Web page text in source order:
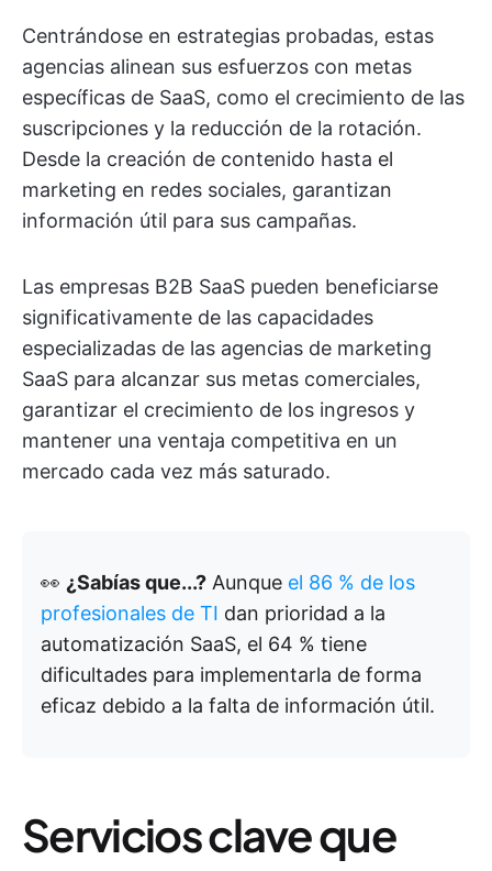
Centrándose en estrategias probadas, estas
agencias alinean sus esfuerzos con metas
específicas de SaaS, como el crecimiento de las
suscripciones y la reducción de la rotación.
Desde la creación de contenido hasta el
marketing en redes sociales, garantizan
información útil para sus campañas.
Las empresas B2B SaaS pueden beneficiarse
significativamente de las capacidades
especializadas de las agencias de marketing
SaaS para alcanzar sus metas comerciales,
garantizar el crecimiento de los ingresos y
mantener una ventaja competitiva en un
mercado cada vez más saturado.
👀 ¿Sabías que...? Aunque el 86 % de los
profesionales de TI dan prioridad a la
automatización SaaS, el 64 % tiene
dificultades para implementarla de forma
eficaz debido a la falta de información útil.
Servicios clave que